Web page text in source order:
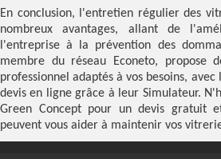
En conclusion, l'entretien régulier des
nombreux avantages, allant de
l'entreprise à la prévention des
membre du réseau Econeto, propose
professionnel adaptés à vos besoins,
devis en ligne grâce à leur Simulateur.
Green Concept pour un devis gratuit
peuvent vous aider à maintenir vos